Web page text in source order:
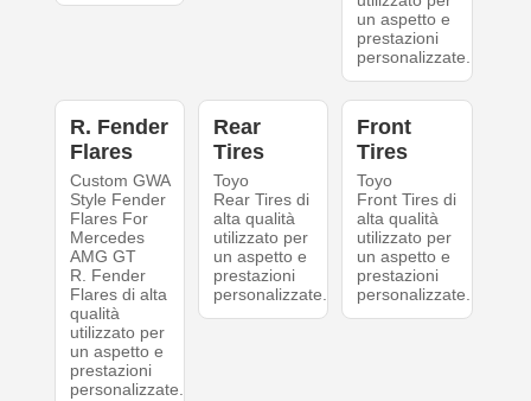
un aspetto e
prestazioni
personalizzate.
R. Fender
Flares
Custom GWA
Style Fender
Flares For
Mercedes
AMG GT
R. Fender
Flares di alta
qualità
utilizzato per
un aspetto e
prestazioni
personalizzate.
Rear
Tires
Toyo
Rear Tires di
alta qualità
utilizzato per
un aspetto e
prestazioni
personalizzate.
Front
Tires
Toyo
Front Tires di
alta qualità
utilizzato per
un aspetto e
prestazioni
personalizzate.